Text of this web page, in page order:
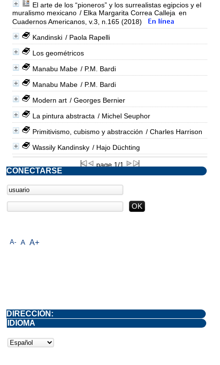
El arte de los “pioneros” y los surrealistas egipcios y el
muralismo mexicano / Elka Margarita Correa Calleja en
Cuadernos Americanos, v.3, n.165 (2018)
Kandinski / Paola Rapelli
Los geométricos
Manabu Mabe / P.M. Bardi
Manabu Mabe / P.M. Bardi
Modern art / Georges Bernier
La pintura abstracta / Michel Seuphor
Primitivismo, cubismo y abstracción / Charles Harrison
Wassily Kandinsky / Hajo Düchting
page 1/1
A- A A+
CONECTARSE
DIRECCIÓN:
IDIOMA